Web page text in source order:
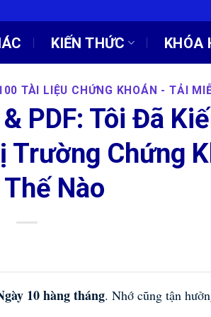
KIẾN THỨC KHÓA
TÀI LIỆU CHỨNG KHOÁN - TẢI
PDF: Tôi Đã
Trường Chứng
Nào
10 hàng tháng. Nhớ cũng tận